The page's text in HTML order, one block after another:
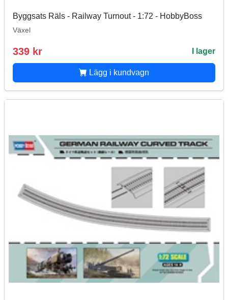
Byggsats Räls - Railway Turnout - 1:72 - HobbyBoss
Växel
339 kr I lager
Lägg i kundvagn